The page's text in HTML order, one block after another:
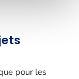
pour les